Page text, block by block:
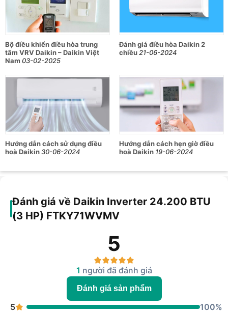
Bộ điều khiển điều hòa trung
tâm VRV Daikin – Daikin Việt
Nam 03-02-2025
Đánh giá điều hòa Daikin 2
chiều21-06-2024
Hướng dẫn cách sử dụng điều
hoà Daikin30-06-2024
Hướng dẫn cách hẹn giờ điều
hoà Daikin 19-06-2024
Đánh giá về Daikin Inverter 24.200 BTU
(3 HP) FTKY71WVMV
5
1 người đã đánh giá
Đánh giá sản phẩm
5
100%